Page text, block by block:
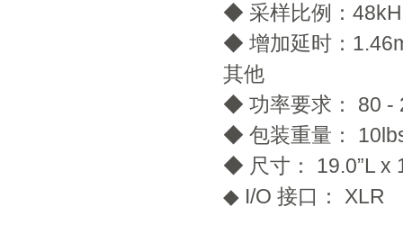
◆ 采样比例：
◆ 增加延时：
其他
◆ 功率要求： 80 -
◆ 包装重量：
◆ 尺寸： 19.0”L x
◆ I/O 接口： XLR